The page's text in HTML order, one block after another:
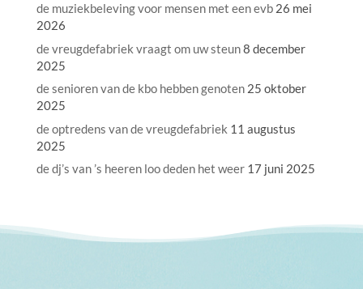
de muziekbeleving voor mensen met een evb 26 mei
2026
de vreugdefabriek vraagt om uw steun8 december
2025
de senioren van de kbo hebben genoten 25 oktober
2025
de optredens van de vreugdefabriek 11 augustus
2025
de dj’s van ’s heeren loo deden het weer 17 juni 2025